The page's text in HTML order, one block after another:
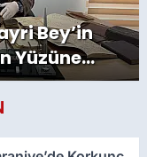
Bey’in
Yüzüne